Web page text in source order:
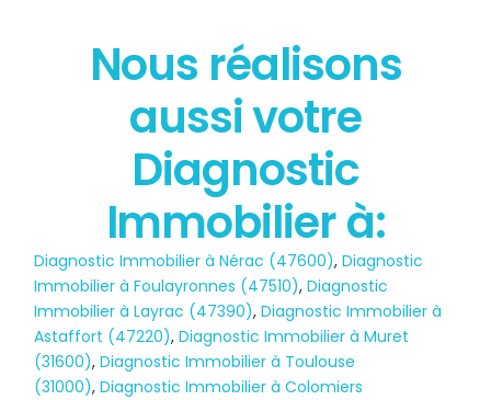
État des risques
POLLUTION
Nous réalisons
aussi votre
Diagnostic
Immobilier à:
Diagnostic Immobilier à Nérac (47600),Diagnostic
Immobilier à Foulayronnes (47510),Diagnostic
Immobilier à Layrac (47390),Diagnostic Immobilier à
Astaffort (47220),Diagnostic Immobilier à Muret
(31600),Diagnostic Immobilier à Toulouse
(31000),Diagnostic Immobilier à Colomiers